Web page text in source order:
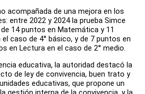
acompañada de una mejora en los
entre 2022 y 2024 la prueba Simce
14 puntos en Matemática y 11
caso de 4° básico, y de 7 puntos en
en Lectura en el caso de 2° medio.
educativa, la autoridad destacó la
de ley de convivencia, buen trato y
educativas, que propone un